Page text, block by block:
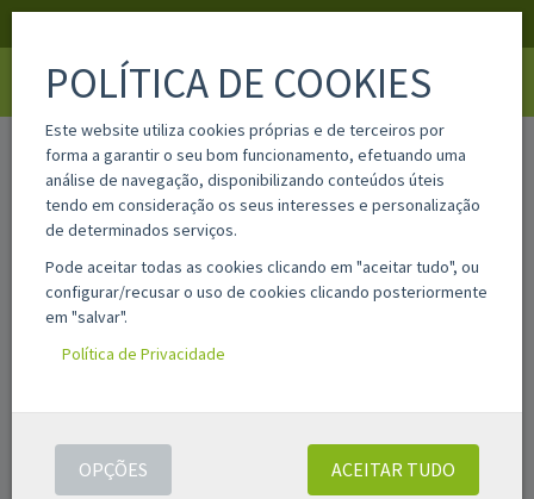
home ml3050
POLÍTICA DE COOKIES
Este website utiliza cookies próprias e de terceiros por
forma a garantir o seu bom funcionamento, efetuando uma
análise de navegação, disponibilizando conteúdos úteis
tendo em consideração os seus interesses e personalização
de determinados serviços.
Pode aceitar todas as cookies clicando em "aceitar tudo", ou
configurar/recusar o uso de cookies clicando posteriormente
em "salvar".
Política de Privacidade
ACEITAR TUDO
OPÇÕES